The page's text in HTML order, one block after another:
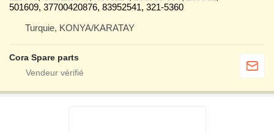
501609, 37700420876, 83952541, 321-5360
Turquie, KONYA/KARATAY
Cora Spare parts